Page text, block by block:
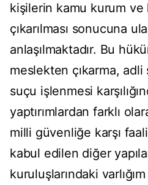
kişilerin kamu kurum ve
çıkarılması sonucuna
anlaşılmaktadır. Bu
meslekten çıkarma,
suçu işlenmesi
yaptırımlardan farklı
milli güvenliğe karşı
kabul edilen diğer
kuruluşlarındaki